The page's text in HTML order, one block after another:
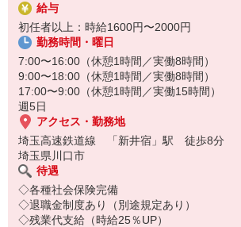
給与
初任者以上：時給1600円〜2000円
勤務時間・曜日
7:00〜16:00（休憩1時間／実働8時間）
9:00〜18:00（休憩1時間／実働8時間）
17:00〜9:00（休憩1時間／実働15時間）
週5日
アクセス・勤務地
埼玉高速鉄道線 「新井宿」駅 徒歩8分
埼玉県川口市
待遇
◇各種社会保険完備
◇退職金制度あり（別途規定あり）
◇残業代支給（時給25％UP）